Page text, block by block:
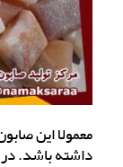
معمولا این
داشته باشد.